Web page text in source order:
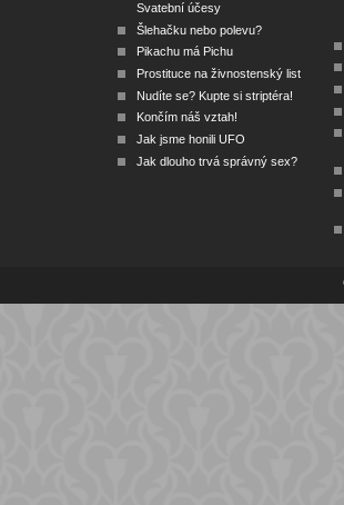
Svatební účesy
Šlehačku nebo polevu?
Pikachu má Pichu
Prostituce na živnostenský list
Nudíte se? Kupte si striptéra!
Končím náš vztah!
Jak jsme honili UFO
Jak dlouho trvá správný sex?